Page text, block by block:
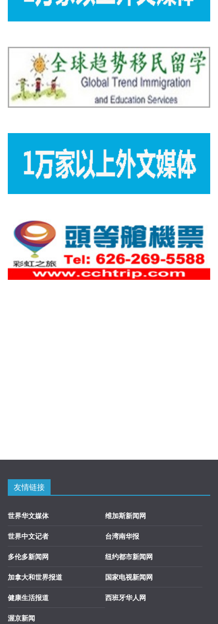
友情链接
世界华文媒体
世界中文记者
多伦多新闻网
加拿大和世界报道
健康生活报道
渥京新闻
维加斯新闻网
台湾南华报
纽约都市新闻网
国家电视新闻网
西班牙华人网